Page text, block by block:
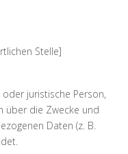
Stelle]
juristische Person,
über die Zwecke und
Daten (z. B.